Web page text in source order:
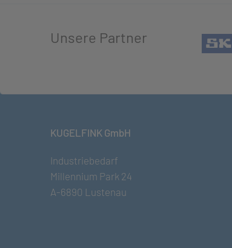
Unsere Partner
KUGELFINK GmbH
Industriebedarf
Millennium Park 24
A-6890 Lustenau